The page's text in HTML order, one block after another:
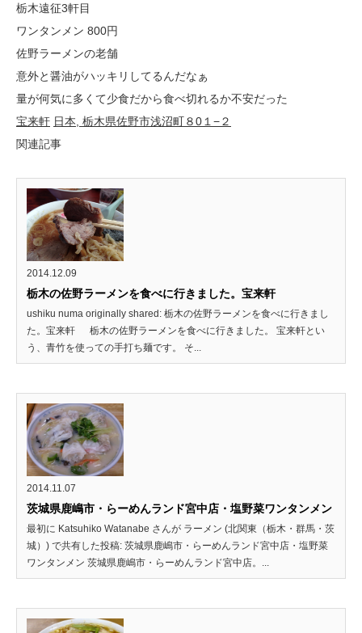
栃木遠征3軒目
ワンタンメン 800円
佐野ラーメンの老舗
意外と醤油がハッキリしてるんだなぁ
量が何気に多くて少食だから食べ切れるか不安だった
宝来軒 日本, 栃木県佐野市浅沼町８0１−２
関連記事
2014.12.09
栃木の佐野ラーメンを食べに行きました。宝来軒
ushiku numa originally shared: 栃木の佐野ラーメンを食べに行きまし
た。宝来軒 栃木の佐野ラーメンを食べに行きました。 宝来軒とい
う、青竹を使っての手打ち麺です。 そ...
2014.11.07
茨城県鹿嶋市・らーめんランド宮中店・塩野菜ワンタンメン
最初に Katsuhiko Watanabe さんが ラーメン (北関東（栃木・群馬・茨
城）) で共有した投稿: 茨城県鹿嶋市・らーめんランド宮中店・塩野菜
ワンタンメン 茨城県鹿嶋市・らーめんランド宮中店。...